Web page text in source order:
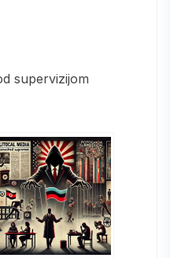
supervizijom